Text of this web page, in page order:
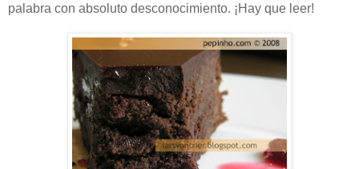
palabra con absoluto desconocimiento. ¡Hay que leer!